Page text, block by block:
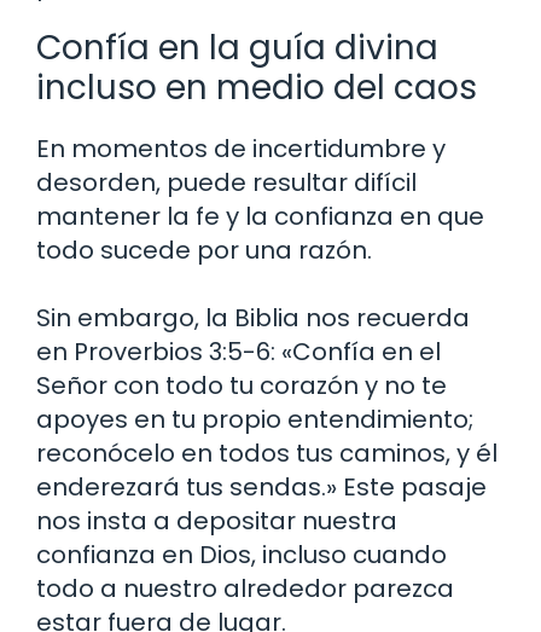
Confía en la guía divina
incluso en medio del caos
En momentos de incertidumbre y
desorden, puede resultar difícil
mantener la fe y la confianza en que
todo sucede por una razón.
Sin embargo, la Biblia nos recuerda
en Proverbios 3:5-6: «Confía en el
Señor con todo tu corazón y no te
apoyes en tu propio entendimiento;
reconócelo en todos tus caminos, y él
enderezará tus sendas.» Este pasaje
nos insta a depositar nuestra
confianza en Dios, incluso cuando
todo a nuestro alrededor parezca
estar fuera de lugar.